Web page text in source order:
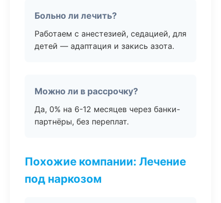
Больно ли лечить?
Работаем с анестезией, седацией, для
детей — адаптация и закись азота.
Можно ли в рассрочку?
Да, 0% на 6-12 месяцев через банки-
партнёры, без переплат.
Похожие компании: Лечение
под наркозом